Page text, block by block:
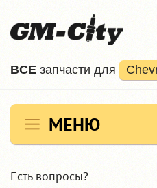
ВCE запчасти для
МЕНЮ
Есть вопросы?